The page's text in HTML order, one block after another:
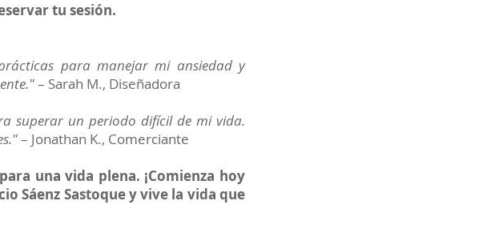
tu sesión.
para manejar mi ansiedad y
– Sarah M., Diseñadora
superar un periodo difícil de mi vida.
– Jonathan K., Comerciante
una vida plena. ¡Comienza hoy
Sáenz Sastoque y vive la vida que